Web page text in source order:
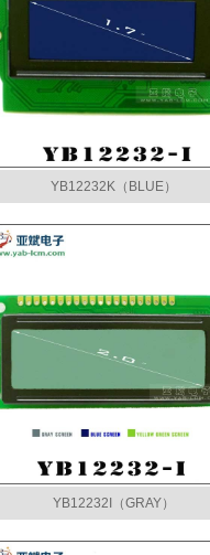
YB12232K（BLUE）
YB12232I（GRAY）